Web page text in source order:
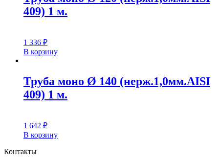
409) 1 м.
1 336 ₽
В корзину
Труба моно Ø 140 (нерж.1,0мм.AISI
409) 1 м.
1 642 ₽
В корзину
Контакты